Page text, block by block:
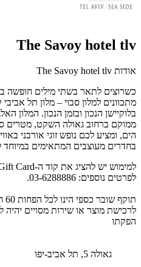
The Savoy hotel tlv
אודות The Savoy hotel tlv
כשרוצים לתאר בשתי מילים חופשה
מתכוונים למלון סבוי – מלון תל
בלוקיישן הנכון ובזמן הנכון. המלון
ממוקם ברחוב גאולה השקט, מטרים
הים, ומציע לכם נופש זוגי אורבני
בחדרים מעוצבים המתאימים במיוחד
לפרטים נוספים: 03-6288886.
הפקתו
גאולה 5, תל אביב-יפו